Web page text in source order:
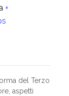
+
del Terzo
aspetti